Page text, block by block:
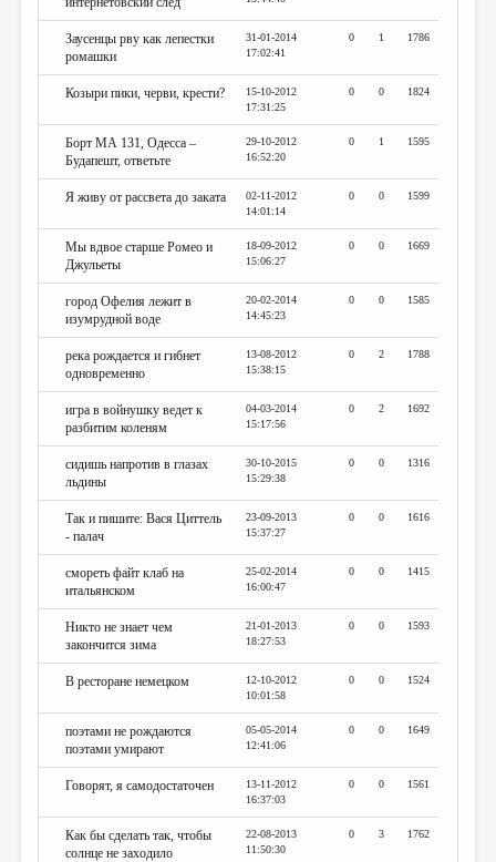
Заусенцы рву как лепестки
ромашки
31-01-2014
17:02:41
0 1 1786
Козыри пики, черви, крести?
15-10-2012
17:31:25
0 0 1824
Борт МА 131, Одесса –
Будапешт, ответьте
29-10-2012
16:52:20
0 1 1595
Я живу от рассвета до заката
02-11-2012
14:01:14
0 0 1599
Мы вдвое старше Ромео и
Джульеты
18-09-2012
15:06:27
0 0 1669
город Офелия лежит в
изумрудной воде
20-02-2014
14:45:23
0 0 1585
река рождается и гибнет
одновременно
13-08-2012
15:38:15
0 2 1788
игра в войнушку ведет к
разбитим коленям
04-03-2014
15:17:56
0 2 1692
сидишь напротив в глазах
льдины
30-10-2015
15:29:38
0 0 1316
Так и пишите: Вася Циттель
- палач
23-09-2013
15:37:27
0 0 1616
смореть файт клаб на
итальянском
25-02-2014
16:00:47
0 0 1415
Никто не знает чем
закончится зима
21-01-2013
18:27:53
0 0 1593
В ресторане немецком
12-10-2012
10:01:58
0 0 1524
поэтами не рождаются
поэтами умирают
05-05-2014
12:41:06
0 0 1649
Говорят, я самодостаточен
13-11-2012
16:37:03
0 0 1561
Как бы сделать так, чтобы
солнце не заходило
22-08-2013
11:50:30
0 3 1762